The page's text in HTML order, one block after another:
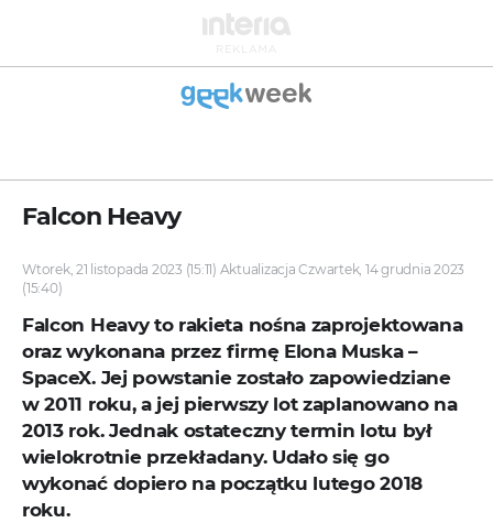
Falcon Heavy
Wtorek, 21 listopada 2023 (15:11) Aktualizacja Czwartek, 14 grudnia 2023
(15:40)
Falcon Heavy to rakieta nośna zaprojektowana
oraz wykonana przez firmę Elona Muska –
SpaceX. Jej powstanie zostało zapowiedziane
w 2011 roku, a jej pierwszy lot zaplanowano na
2013 rok. Jednak ostateczny termin lotu był
wielokrotnie przekładany. Udało się go
wykonać dopiero na początku lutego 2018
roku.